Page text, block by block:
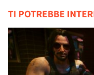
TI POTREBBE